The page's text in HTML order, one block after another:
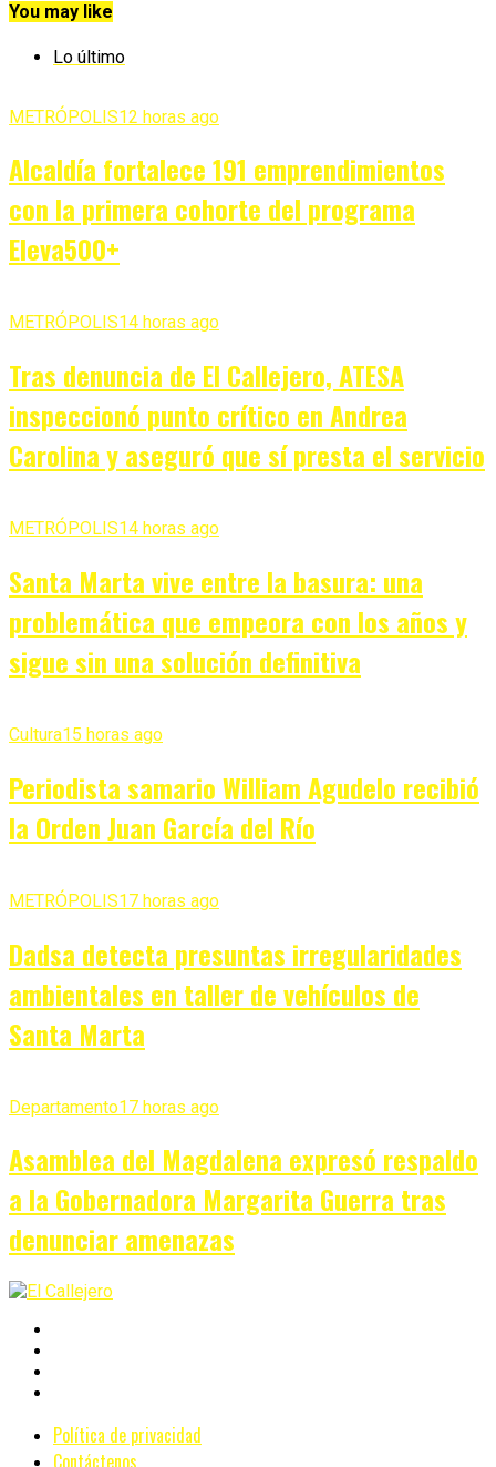
You may like
Lo último
METRÓPOLIS12 horas ago
Alcaldía fortalece 191 emprendimientos
con la primera cohorte del programa
Eleva500+
METRÓPOLIS14 horas ago
Tras denuncia de El Callejero, ATESA
inspeccionó punto crítico en Andrea
Carolina y aseguró que sí presta el servicio
METRÓPOLIS14 horas ago
Santa Marta vive entre la basura: una
problemática que empeora con los años y
sigue sin una solución definitiva
Cultura15 horas ago
Periodista samario William Agudelo recibió
la Orden Juan García del Río
METRÓPOLIS17 horas ago
Dadsa detecta presuntas irregularidades
ambientales en taller de vehículos de
Santa Marta
Departamento17 horas ago
Asamblea del Magdalena expresó respaldo
a la Gobernadora Margarita Guerra tras
denunciar amenazas
Política de privacidad